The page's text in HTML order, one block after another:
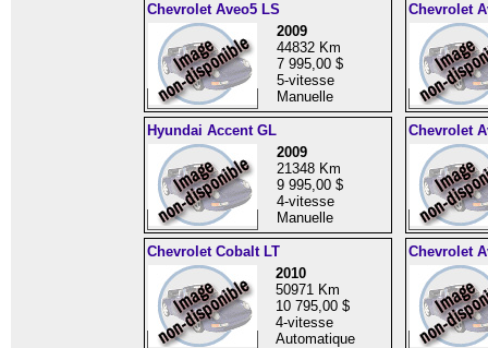
Chevrolet Aveo5 LS
2009
44832 Km
7 995,00 $
5-vitesse
Manuelle
Chevrolet
Hyundai Accent GL
2009
21348 Km
9 995,00 $
4-vitesse
Manuelle
Chevrolet
Chevrolet Cobalt LT
2010
50971 Km
10 795,00 $
4-vitesse
Automatique
Chevrolet